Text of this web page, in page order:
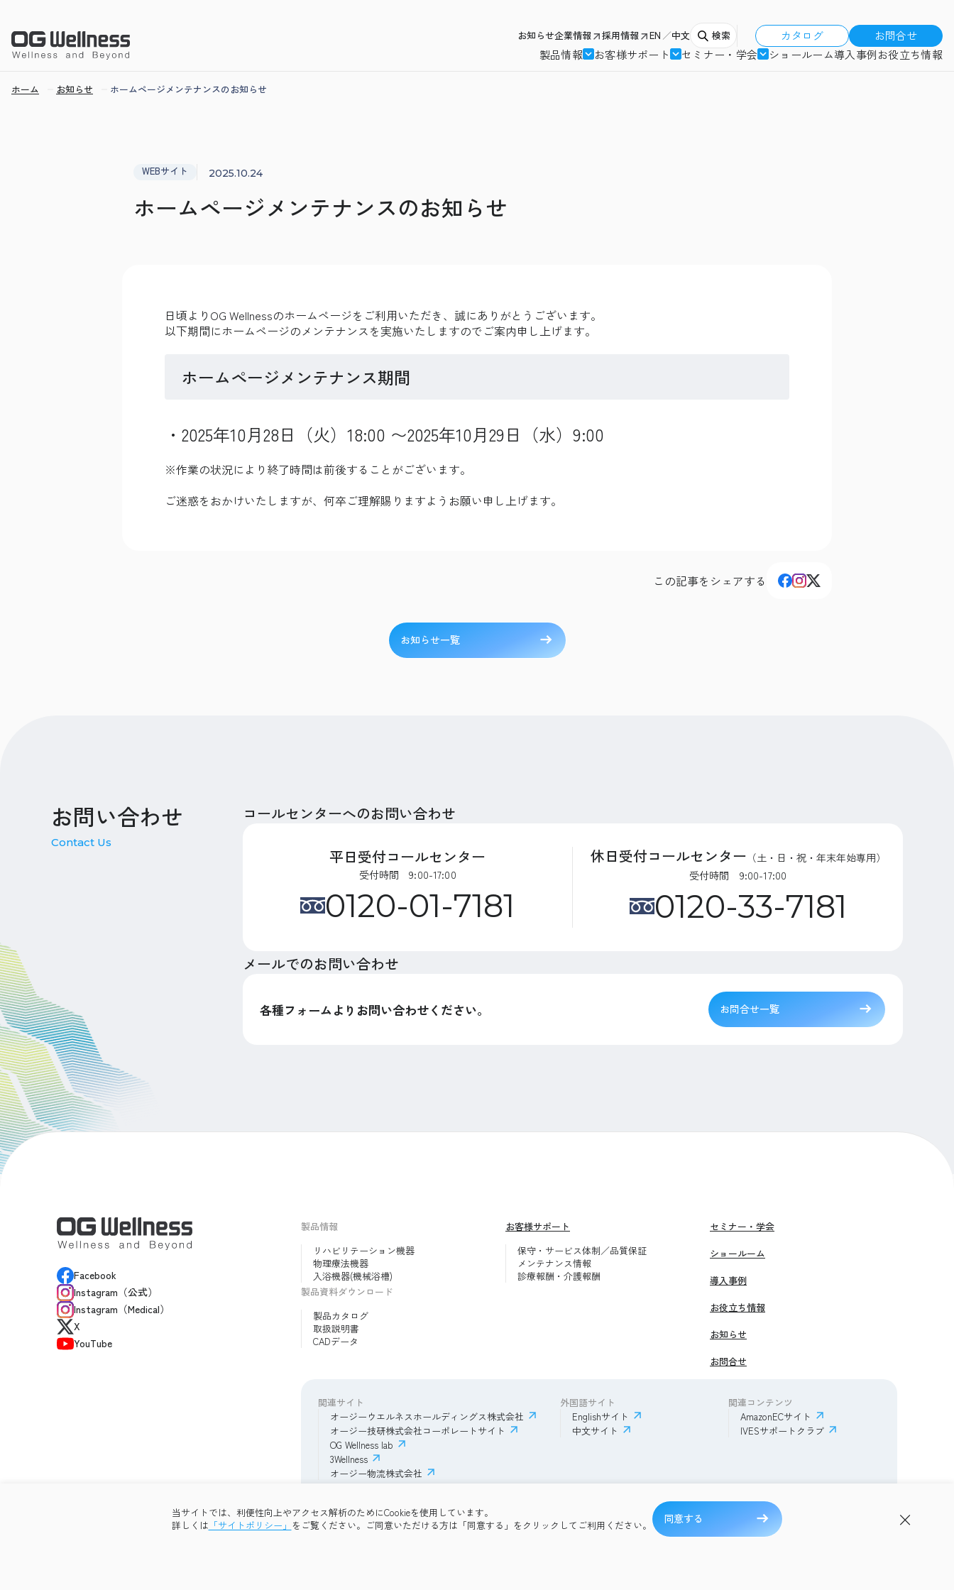
お知らせ企業情報 採用情報 EN 中文 検索 カタログ
お問合せ
製品情報
お客様サポート セミナー・学会 ショールーム導入事例お役立ち情報
ホーム お知らせ ホームページメンテナンスのお知らせ
WEBサイト 2025.10.24
ホームページメンテナンスのお知らせ
日頃よりOG Wellnessのホームページをご利用いただき、誠にありがとうございます。
以下期間にホームページのメンテナンスを実施いたしますのでご案内申し上げます。
ホームページメンテナンス期間
・2025年10月28日（火）18:00 〜2025年10月29日（水）9:00
※作業の状況により終了時間は前後することがございます。
ご迷惑をおかけいたしますが、何卒ご理解賜りますようお願い申し上げます。
この記事をシェアする
お知らせ一覧
当サイトでは、利便性向上やアクセス解析のためにCookieを使用しています。
詳しくは 「サイトポリシー」 をご覧ください。ご同意いただける方は「同意する」をクリックしてご利用ください。 同意する
お問い合わせ
Contact Us
コールセンターへのお問い合わせ
平日受付コールセンター
受付時間 9:00-17:00
0120-01-7181
休日受付コールセンター （土・日・祝・年末年始専用）
受付時間 9:00-17:00
0120-33-7181
メールでのお問い合わせ
各種フォームよりお問い合わせください。 お問合せ一覧
Facebook
Instagram（公式）
Instagram（Medical）
X
YouTube
製品情報
リハビリテーション機器
物理療法機器
入浴機器(機械浴槽)
製品資料ダウンロード
製品カタログ
取扱説明書
CADデータ
お客様サポート
保守・サービス体制／品質保証
メンテナンス情報
診療報酬・介護報酬
セミナー・学会
ショールーム
導入事例
お役立ち情報
お知らせ
お問合せ
関連サイト
オージーウエルネスホールディングス株式会社
オージー技研株式会社コーポレートサイト
OG Wellness lab
3Wellness
オージー物流株式会社
外国語サイト
Englishサイト
中文サイト
関連コンテンツ
AmazonECサイト
IVESサポートクラブ
サイトポリシー プライバシーポリシー OG Wellness会員規約 コミュニティガイドライン サイトマップよくある質問
Copyright © 2026 OG Wellness Co., Ltd. All rights reserved.